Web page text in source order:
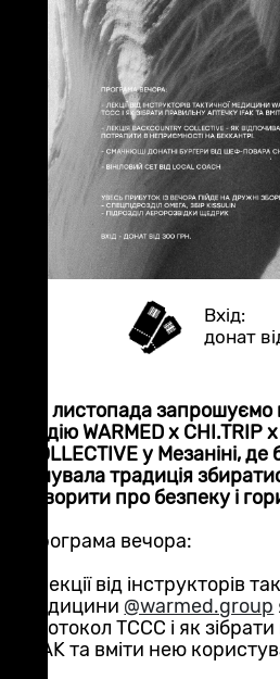
донат
25 листопада запрошуємо
подію WARMED x CHI.TRIP
COLLECTIVE у Мезаніні, де
існувала традиція
говорити про безпеку і
Програма вечора:
- лекції від інструкторів
медицини @warmed.group
протокол TCCC і як
IFAK та вміти нею